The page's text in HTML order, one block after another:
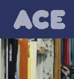
ACE